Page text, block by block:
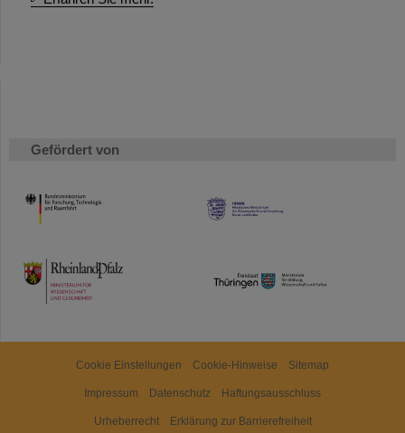
Gefördert von
HMWK
TMWWDG
Cookie Einstellungen Cookie-Hinweise Sitemap
Impressum Datenschutz Haftungsausschluss
Urheberrecht Erklärung zur Barrierefreiheit